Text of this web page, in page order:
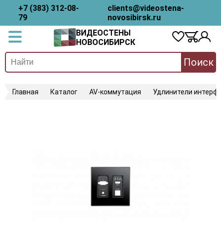
+7 (383) 312-08-
79
clients@videostena-
novosibirsk.ru
ВИДЕОСТЕНЫ
НОВОСИБИРСК
Поиск
Главная Каталог AV-коммутация Удлинители